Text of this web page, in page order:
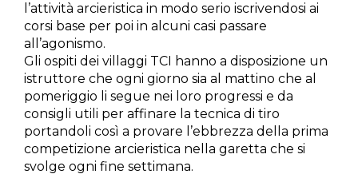
l’attività arcieristica in modo serio iscrivendosi ai
corsi base per poi in alcuni casi passare
all’agonismo.
Gli ospiti dei villaggi TCI hanno a disposizione un
istruttore che ogni giorno sia al mattino che al
pomeriggio li segue nei loro progressi e da
consigli utili per affinare la tecnica di tiro
portandoli così a provare l’ebbrezza della prima
competizione arcieristica nella garetta che si
svolge ogni fine settimana.